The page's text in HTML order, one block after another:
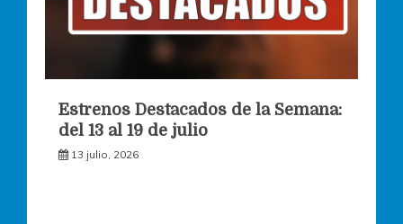
Estrenos Destacados de la Semana:
del 13 al 19 de julio
13 julio, 2026